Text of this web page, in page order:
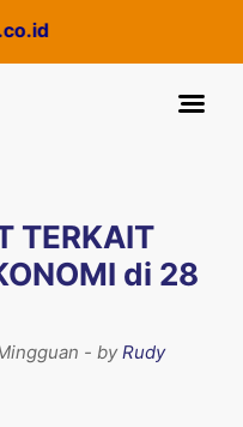
TERKAIT
di 28
- byRudy